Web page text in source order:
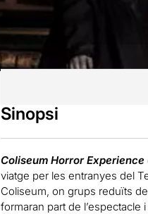
Sinopsi
Coliseum Horror Experience
viatge per les entranyes del
Coliseum, on grups reduïts
formaran part de l’espectacle i